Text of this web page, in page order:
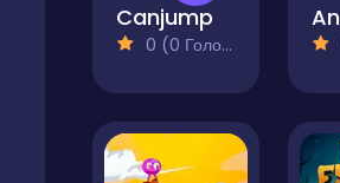
Canjump
0 (0 Голосів)